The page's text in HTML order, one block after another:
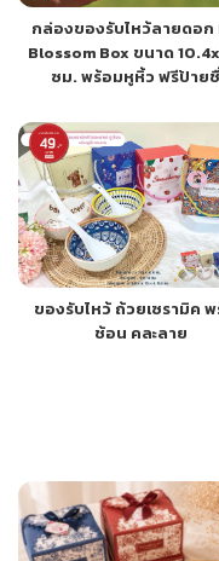
กล่องของรับไหว้ลายดอก
Blossom Box ขนาด
ซม. พร้อมหูหิ้ว ฟรีป้าย
ของรับไหว้ ถ้วยเซรามิค
ช้อน คละลาย